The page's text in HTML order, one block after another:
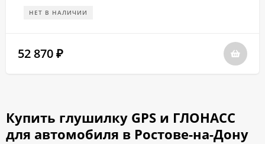
НЕТ В НАЛИЧИИ
52 870 ₽
Купить глушилку GPS и ГЛОНАСС
для автомобиля в Ростове-на-Дону